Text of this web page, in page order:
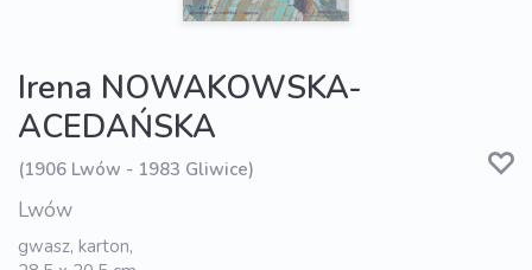
Irena NOWAKOWSKA-
ACEDAŃSKA
(1906 Lwów - 1983 Gliwice)
Lwów
gwasz, karton,